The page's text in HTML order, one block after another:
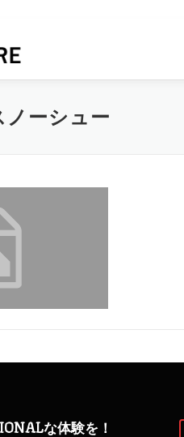
ノーシュー
な体験を！